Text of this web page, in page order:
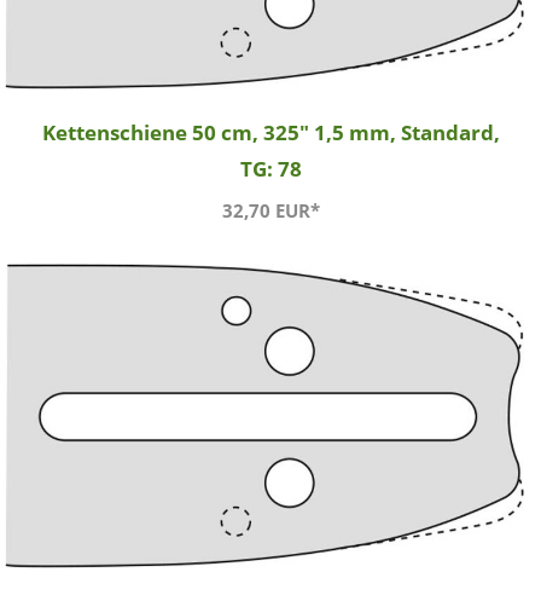
Kettenschiene 50 cm, 325" 1,5 mm, Standard,
TG: 78
32,70 EUR*